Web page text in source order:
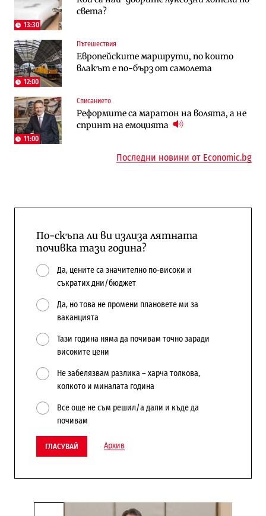
13:30
света?
12:00
Пътешествия
Европейските маршрути, по които
влакът е по-бърз от самолета
11:00
Списанието
Реформите са маратон на волята, а не
спринт на емоцията
космически и отбранителен център в
Енергетика
АЕЦ „Козлодуй“ ще работи само още
няколко седмици, ако сушата продължи
Енергетика
Държавният ТЕЦ „Марица изток 2“
работи с 5 блока
работи с 5 блока
To:know
Последни дни с обозначаване на цените
в лева: Какво предстои?
Компании
„Ендуросат“ ще строи огромен
космически и отбранителен център в
Последни новини от Economic.bg
По-скъпа ли ви излиза лятната
почивка тази година?
Да, цените са значително по-високи и
съкратих дни/бюджет
Да, но това не промени плановете ми за
ваканцията
Тази година няма да почивам точно заради
високите цени
Не забелязвам разлика – харча толкова,
колкото и миналата година
Все още не съм решил/а дали и къде да
почивам
ГЛАСУВАЙ Архив